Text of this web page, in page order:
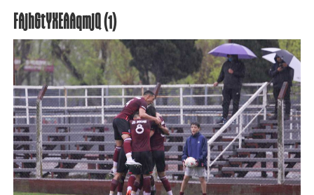
FAjhGtYXEAAqmjQ (1)